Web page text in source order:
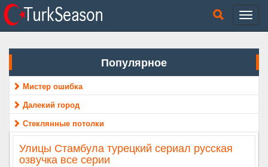
Популярное
Мистер ошибка
Далекий город
Стеклянные потолки
Улицы Стамбула турецкий сериал русская
озвучка все серии